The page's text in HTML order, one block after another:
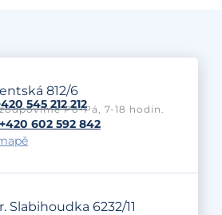
812/6
545 212 212Po-Pá, 7-18 hodin.
+420 602 592 842
Slabihoudka 6232/11